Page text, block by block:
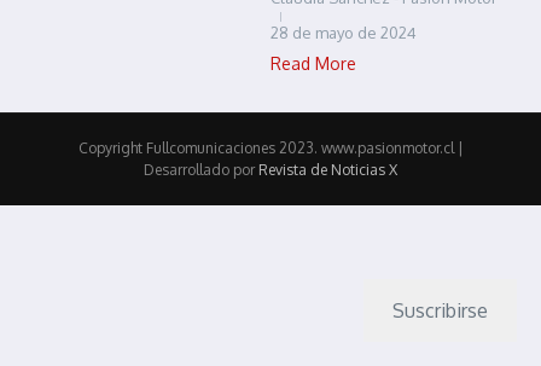
28 de mayo de 2024
Read More
Copyright Fullcomunicaciones 2023. www.pasionmotor.cl |
Desarrollado por Revista de Noticias X
Suscribirse